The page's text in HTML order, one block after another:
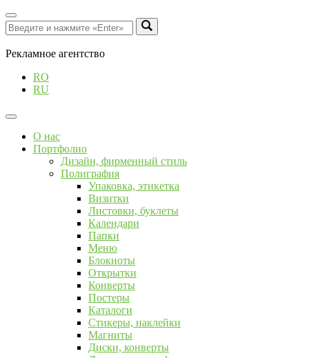
Рекламное агентство
RO
RU
О нас
Портфолио
Дизайн, фирменный стиль
Полиграфия
Упаковка, этикетка
Визитки
Листовки, буклеты
Календари
Папки
Меню
Блокноты
Открытки
Конверты
Постеры
Каталоги
Стикеры, наклейки
Магниты
Диски, конверты